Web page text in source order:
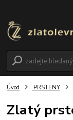
Úvod PRSTENY
Zlatý